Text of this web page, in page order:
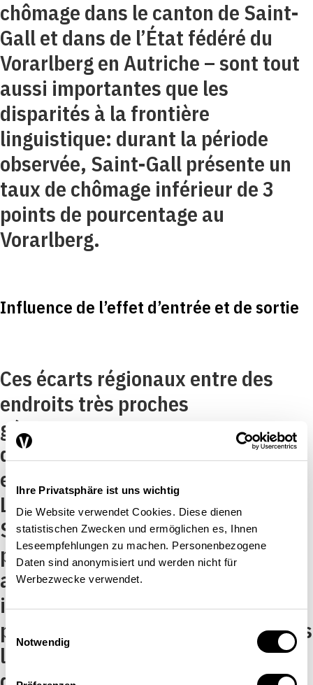
Ihre Privatsphäre ist uns wichtig
Die Website verwendet Cookies. Diese dienen
statistischen Zwecken und ermöglichen es, Ihnen
Leseempfehlungen zu machen. Personenbezogene
Daten sind anonymisiert und werden nicht für
Werbezwecke verwendet.
Einwilligungsauswahl
Notwendig
chômage dans le canton de Saint-
Gall et dans de l’État fédéré du
Vorarlberg en Autriche – sont tout
aussi importantes que les
disparités à la frontière
linguistique: durant la période
observée, Saint-Gall présente un
taux de chômage inférieur de 3
points de pourcentage au
Vorarlberg.
Influence de l’effet d’entrée et de sortie
Ces écarts régionaux entre des
endroits très proches
géographiquement proviennent de
différences existant dans les
entrées et les sorties du chômage.
Le taux important affiché par la
Suisse italienne s’explique par une
probabilité plus élevée d’accéder
au chômage et par une autre
inférieure d’en sortir. La
probabilité d’être au chômage dans
les communes limitrophes latines